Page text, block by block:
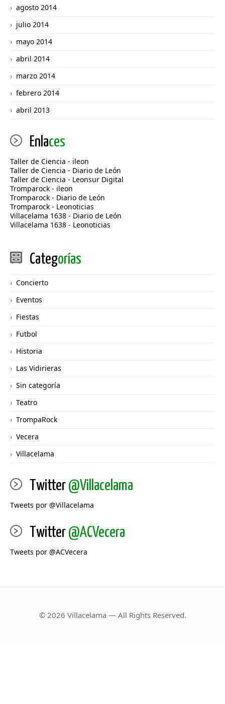
agosto 2014
julio 2014
mayo 2014
abril 2014
marzo 2014
febrero 2014
abril 2013
Enlaces
Taller de Ciencia - ileon
Taller de Ciencia - Diario de León
Taller de Ciencia - Leonsur Digital
Tromparock - ileon
Tromparock - Diario de León
Tromparock - Leonoticias
Villacelama 1638 - Diario de León
Villacelama 1638 - Leonoticias
Categorías
Concierto
Eventos
Fiestas
Futbol
Historia
Las Vidirieras
Sin categoría
Teatro
TrompaRock
Vecera
Villacelama
Twitter @Villacelama
Tweets por @Villacelama
Twitter @ACVecera
Tweets por @ACVecera
© 2026 Villacelama — All Rights Reserved.